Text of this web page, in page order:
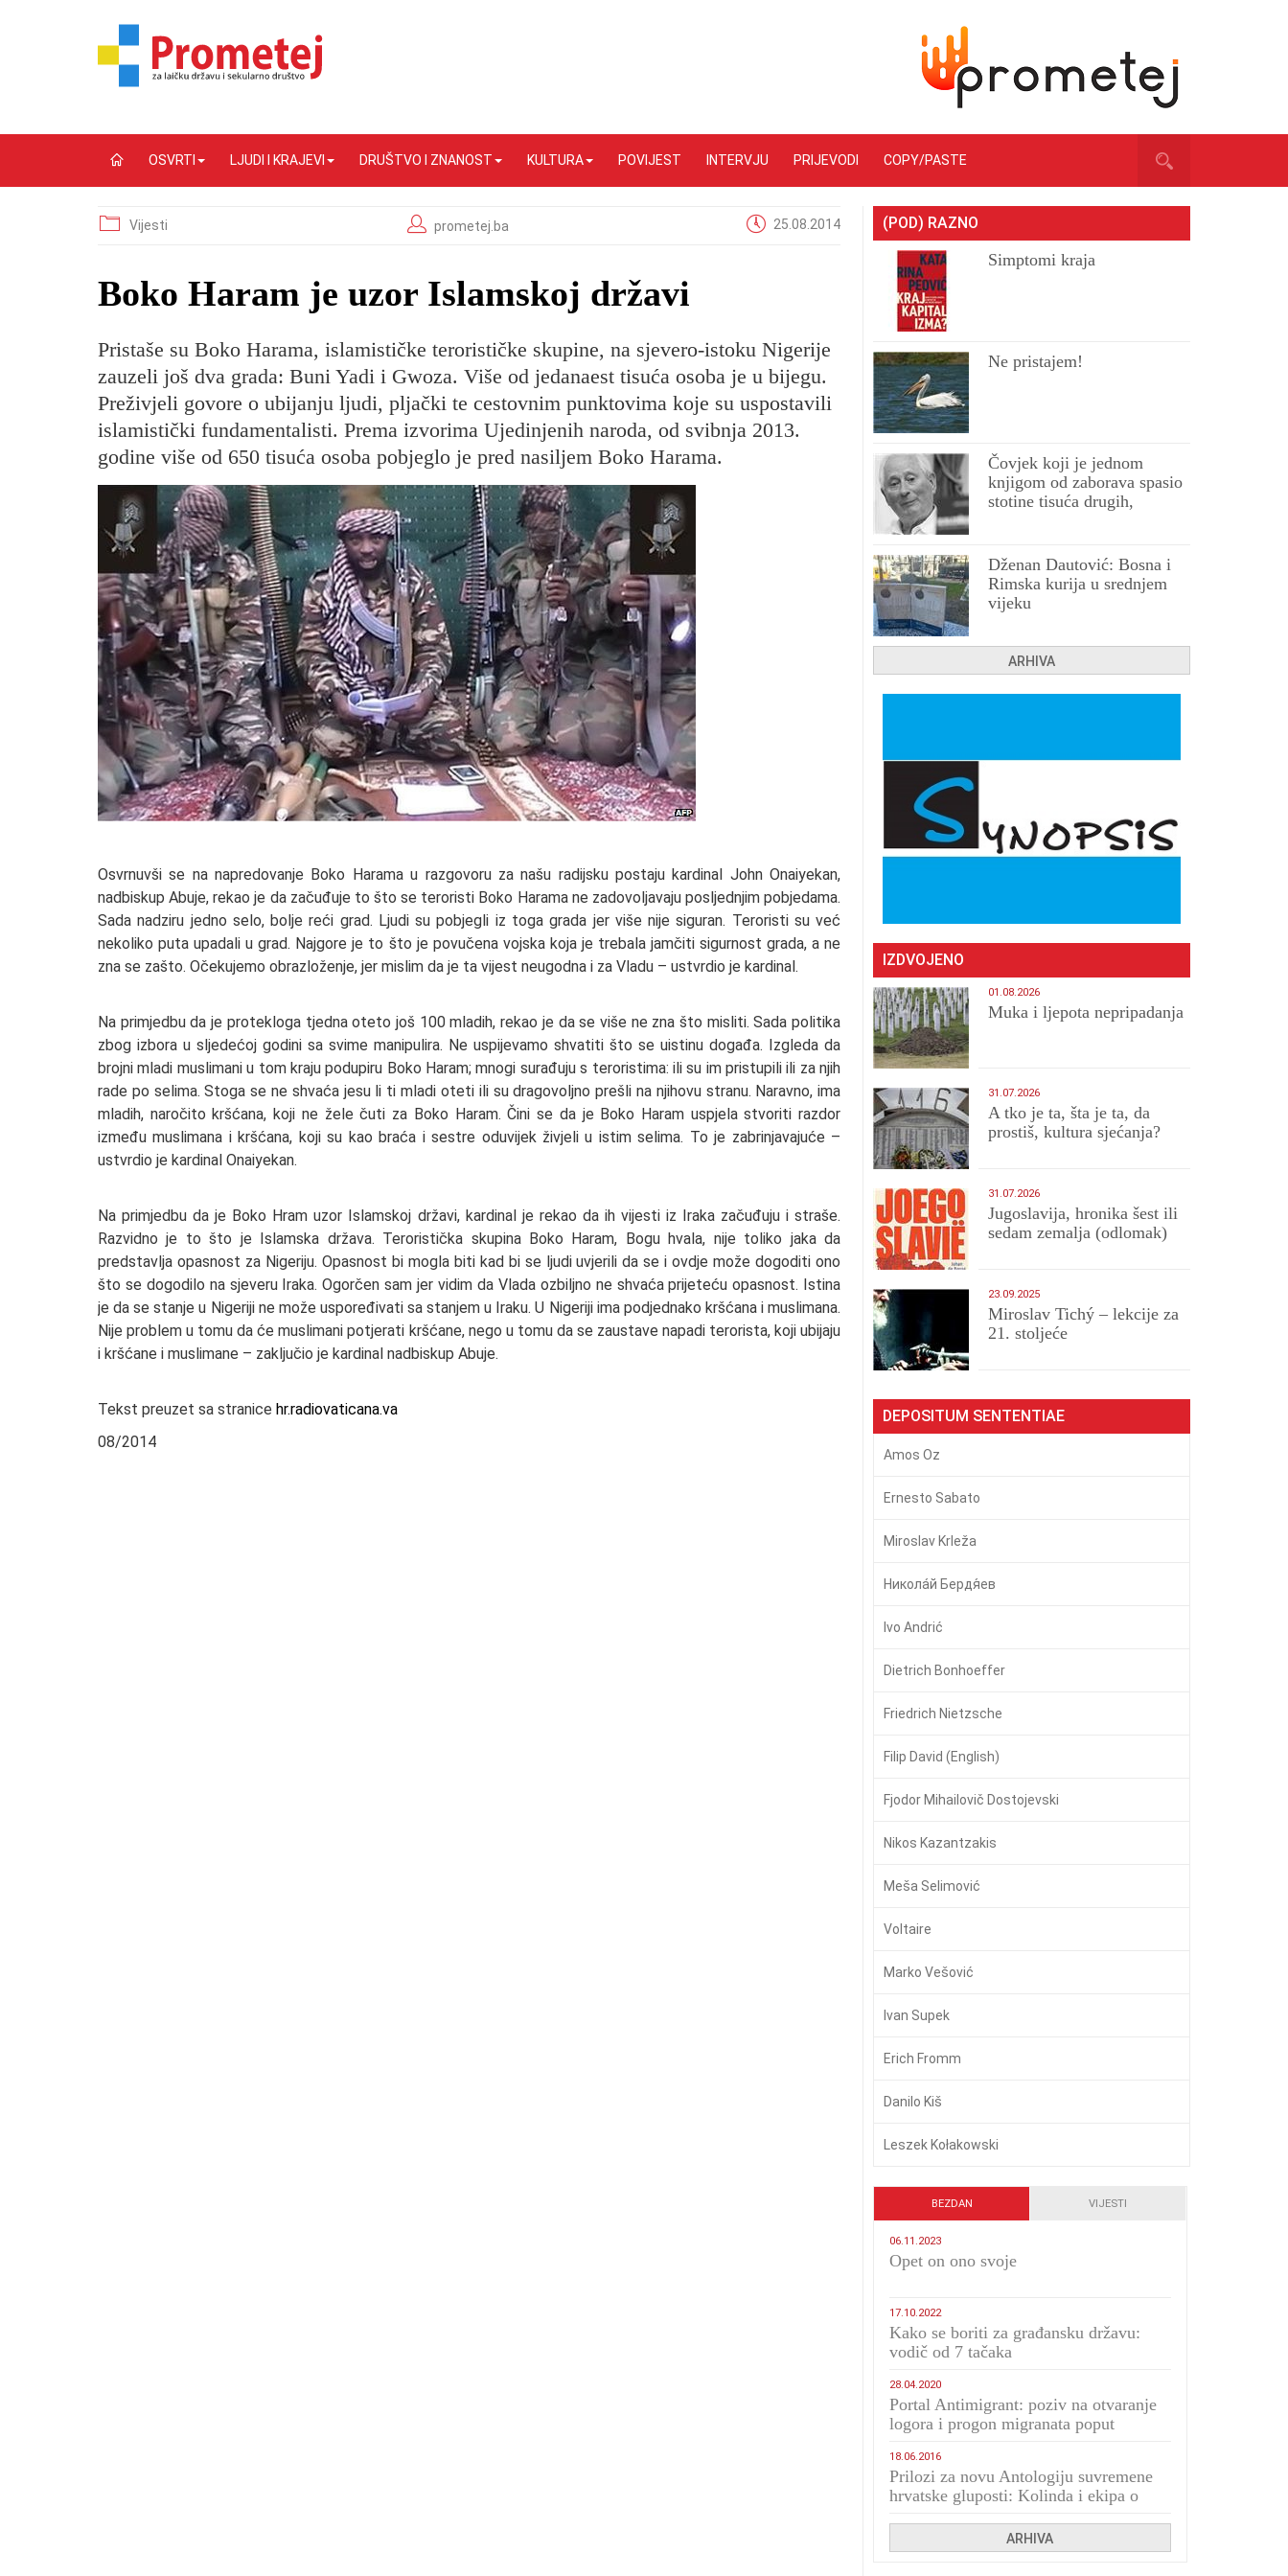
OSVRTI LJUDI I KRAJEVI DRUŠTVO I ZNANOST KULTURA POVIJEST INTERVJU PRIJEVODI COPY/PASTE
Vijesti prometej.ba 25.08.2014
Boko Haram je uzor Islamskoj državi
Pristaše su Boko Harama, islamističke terorističke skupine, na sjevero-istoku Nigerije
zauzeli još dva grada: Buni Yadi i Gwoza. Više od jedanaest tisuća osoba je u bijegu.
Preživjeli govore o ubijanju ljudi, pljački te cestovnim punktovima koje su uspostavili
islamistički fundamentalisti. Prema izvorima Ujedinjenih naroda, od svibnja 2013.
godine više od 650 tisuća osoba pobjeglo je pred nasiljem Boko Harama.
Osvrnuvši se na napredovanje Boko Harama u razgovoru za našu radijsku postaju kardinal John Onaiyekan,
nadbiskup Abuje, rekao je da začuđuje to što se teroristi Boko Harama ne zadovoljavaju posljednjim pobjedama.
Sada nadziru jedno selo, bolje reći grad. Ljudi su pobjegli iz toga grada jer više nije siguran. Teroristi su već
nekoliko puta upadali u grad. Najgore je to što je povučena vojska koja je trebala jamčiti sigurnost grada, a ne
zna se zašto. Očekujemo obrazloženje, jer mislim da je ta vijest neugodna i za Vladu – ustvrdio je kardinal.
Na primjedbu da je protekloga tjedna oteto još 100 mladih, rekao je da se više ne zna što misliti. Sada politika
zbog izbora u sljedećoj godini sa svime manipulira. Ne uspijevamo shvatiti što se uistinu događa. Izgleda da
brojni mladi muslimani u tom kraju podupiru Boko Haram; mnogi surađuju s teroristima: ili su im pristupili ili za njih
rade po selima. Stoga se ne shvaća jesu li ti mladi oteti ili su dragovoljno prešli na njihovu stranu. Naravno, ima
mladih, naročito kršćana, koji ne žele čuti za Boko Haram. Čini se da je Boko Haram uspjela stvoriti razdor
između muslimana i kršćana, koji su kao braća i sestre oduvijek živjeli u istim selima. To je zabrinjavajuće –
ustvrdio je kardinal Onaiyekan.
Na primjedbu da je Boko Hram uzor Islamskoj državi, kardinal je rekao da ih vijesti iz Iraka začuđuju i straše.
Razvidno je to što je Islamska država. Teroristička skupina Boko Haram, Bogu hvala, nije toliko jaka da
predstavlja opasnost za Nigeriju. Opasnost bi mogla biti kad bi se ljudi uvjerili da se i ovdje može dogoditi ono
što se dogodilo na sjeveru Iraka. Ogorčen sam jer vidim da Vlada ozbiljno ne shvaća prijeteću opasnost. Istina
je da se stanje u Nigeriji ne može uspoređivati sa stanjem u Iraku. U Nigeriji ima podjednako kršćana i muslimana.
Nije problem u tomu da će muslimani potjerati kršćane, nego u tomu da se zaustave napadi terorista, koji ubijaju
i kršćane i muslimane – zaključio je kardinal nadbiskup Abuje.
Tekst preuzet sa stranice hr.radiovaticana.va
08/2014
(POD) RAZNO
Simptomi kraja
Ne pristajem!
Čovjek koji je jednom
knjigom od zaborava spasio
stotine tisuća drugih,
Dženan Dautović: Bosna i
Rimska kurija u srednjem
vijeku
ARHIVA
IZDVOJENO
01.08.2026
Muka i ljepota nepripadanja
31.07.2026
A tko je ta, šta je ta, da
prostiš, kultura sjećanja?
31.07.2026
Jugoslavija, hronika šest ili
sedam zemalja (odlomak)
23.09.2025
Miroslav Tichý – lekcije za
21. stoljeće
DEPOSITUM SENTENTIAE
Amos Oz
Ernesto Sabato
Miroslav Krleža
Никола́й Бердя́ев
Ivo Andrić
Dietrich Bonhoeffer
Friedrich Nietzsche
Filip David (English)
Fjodor Mihailovič Dostojevski
Nikos Kazantzakis
Meša Selimović
Voltaire
Marko Vešović
Ivan Supek
Erich Fromm
Danilo Kiš
Leszek Kołakowski
BEZDAN VIJESTI
06.11.2023
​Opet on ono svoje
17.10.2022
Kako se boriti za građansku državu:
vodič od 7 tačaka
28.04.2020
Portal Antimigrant: poziv na otvaranje
logora i progon migranata poput
18.06.2016
Prilozi za novu Antologiju suvremene
hrvatske gluposti: Kolinda i ekipa o
ARHIVA